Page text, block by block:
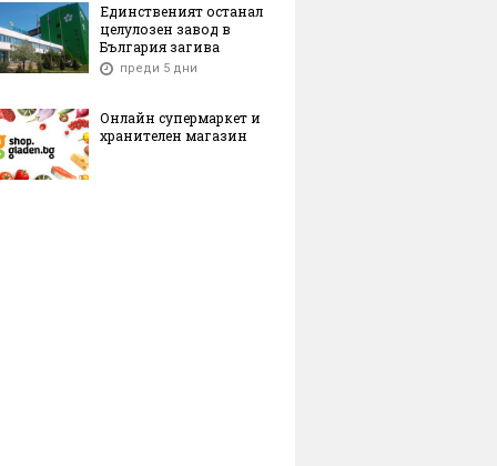
Единственият останал
целулозен завод в
България загива
преди 5 дни
Онлайн супермаркет и
хранителен магазин